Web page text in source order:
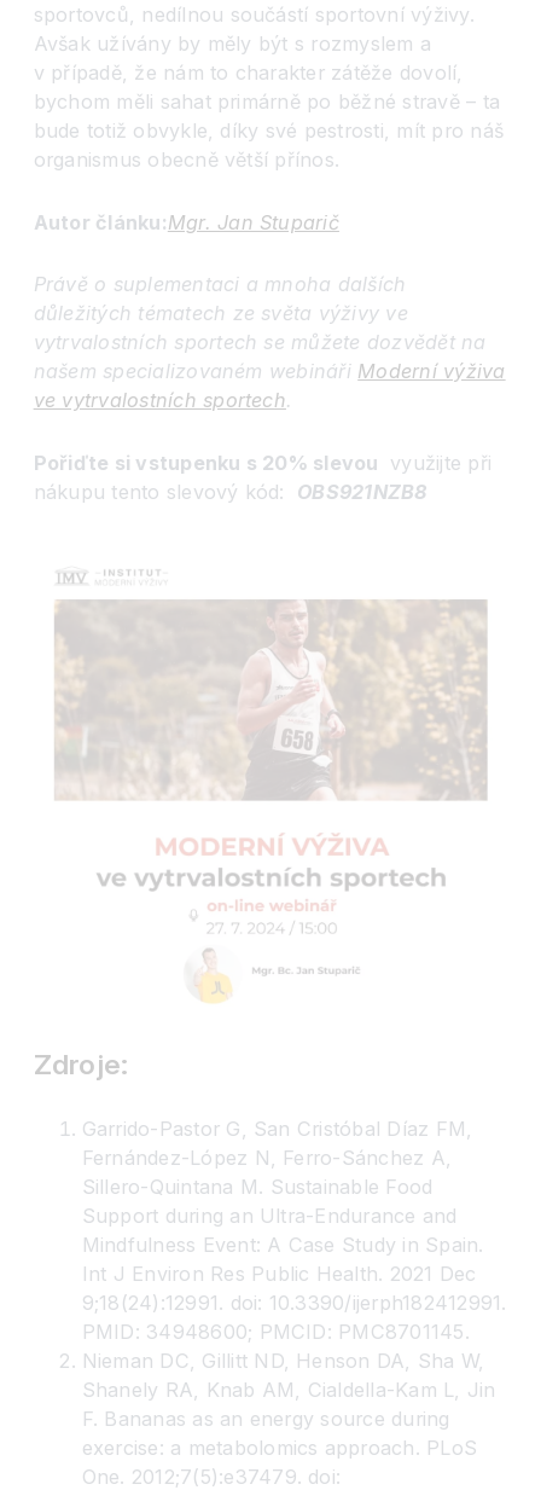
sportovců, nedílnou součástí sportovní výživy.
Avšak užívány by měly být s rozmyslem a
v případě, že nám to charakter zátěže dovolí,
bychom měli sahat primárně po běžné stravě – ta
bude totiž obvykle, díky své pestrosti, mít pro náš
organismus obecně větší přínos.
Autor článku:Mgr. Jan Stuparič
Právě o suplementaci a mnoha dalších
důležitých tématech ze světa výživy ve
vytrvalostních sportech se můžete dozvědět na
našem specializovaném webináři Moderní výživa
ve vytrvalostních sportech.
Pořiďte si vstupenku s 20% slevou využijte při
nákupu tento slevový kód: OBS921NZB8
Zdroje:
Garrido-Pastor G, San Cristóbal Díaz FM,
Fernández-López N, Ferro-Sánchez A,
Sillero-Quintana M. Sustainable Food
Support during an Ultra-Endurance and
Mindfulness Event: A Case Study in Spain.
Int J Environ Res Public Health. 2021 Dec
9;18(24):12991. doi: 10.3390/ijerph182412991.
PMID: 34948600; PMCID: PMC8701145.
Nieman DC, Gillitt ND, Henson DA, Sha W,
Shanely RA, Knab AM, Cialdella-Kam L, Jin
F. Bananas as an energy source during
exercise: a metabolomics approach. PLoS
One. 2012;7(5):e37479. doi: